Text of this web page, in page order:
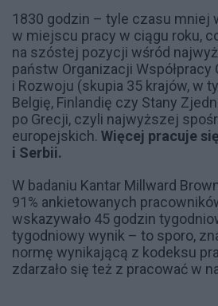
1830 godzin – tyle czasu mniej
w miejscu pracy w ciągu roku,
na szóstej pozycji wśród
państw Organizacji Współpracy
i Rozwoju (skupia 35 krajów, w
Belgię, Finlandię czy Stany
po Grecji, czyli najwyższej
europejskich. Więcej pracuje
i Serbii.
W badaniu Kantar Millward
91% ankietowanych
wskazywało 45 godzin
tygodniowy wynik – to sporo,
normę wynikającą z kodeksu
zdarzało się też z pracować w